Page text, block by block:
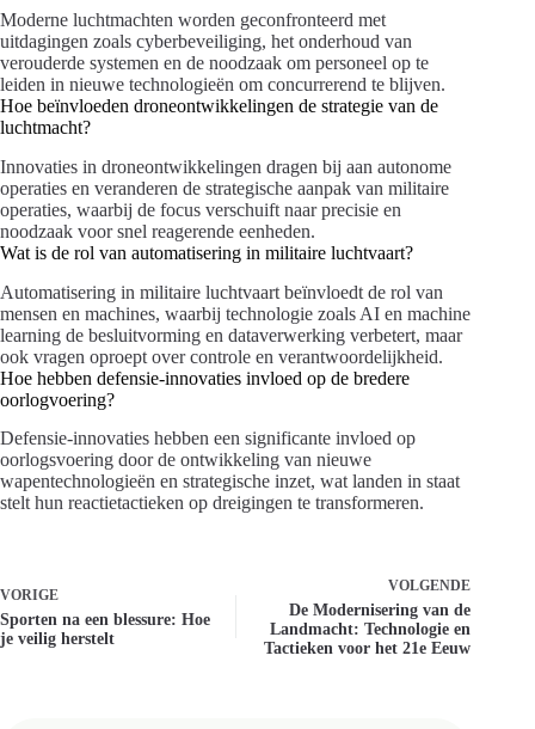
Moderne luchtmachten worden geconfronteerd met
uitdagingen zoals cyberbeveiliging, het onderhoud van
verouderde systemen en de noodzaak om personeel op te
leiden in nieuwe technologieën om concurrerend te blijven.
Hoe beïnvloeden droneontwikkelingen de strategie van de
luchtmacht?
Innovaties in droneontwikkelingen dragen bij aan autonome
operaties en veranderen de strategische aanpak van militaire
operaties, waarbij de focus verschuift naar precisie en
noodzaak voor snel reagerende eenheden.
Wat is de rol van automatisering in militaire luchtvaart?
Automatisering in militaire luchtvaart beïnvloedt de rol van
mensen en machines, waarbij technologie zoals AI en machine
learning de besluitvorming en dataverwerking verbetert, maar
ook vragen oproept over controle en verantwoordelijkheid.
Hoe hebben defensie-innovaties invloed op de bredere
oorlogvoering?
Defensie-innovaties hebben een significante invloed op
oorlogsvoering door de ontwikkeling van nieuwe
wapentechnologieën en strategische inzet, wat landen in staat
stelt hun reactietactieken op dreigingen te transformeren.
VORIGE
Sporten na een blessure: Hoe
je veilig herstelt
VOLGENDE
De Modernisering van de
Landmacht: Technologie en
Tactieken voor het 21e Eeuw